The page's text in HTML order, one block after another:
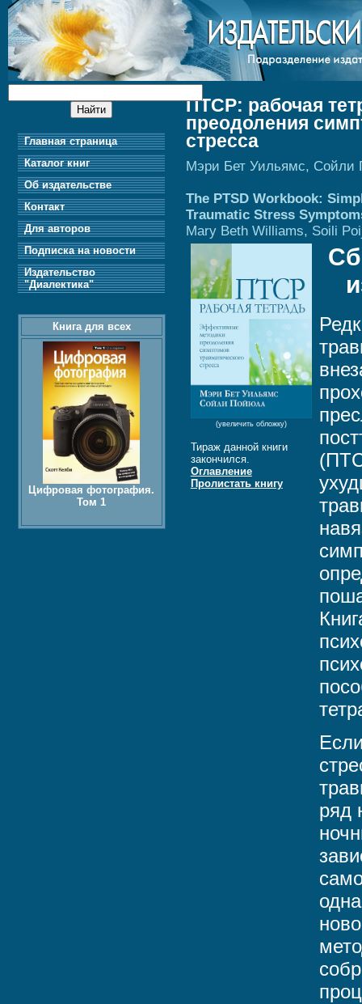
ПТСР: рабочая
преодоления
стресса
Мэри Бет Уильямс, Сойли
The PTSD Workbook:
Traumatic Stress
Mary Beth Williams, Soili
(увеличить обложку)
Тираж данной книги
закончился.
Оглавление
Пролистать книгу
ряд
Главная страница
Каталог книг
Об издательстве
Контакт
Для авторов
Подписка на новости
Издательство
"Диалектика"
Книга для всех
Цифровая фотография.
Том 1